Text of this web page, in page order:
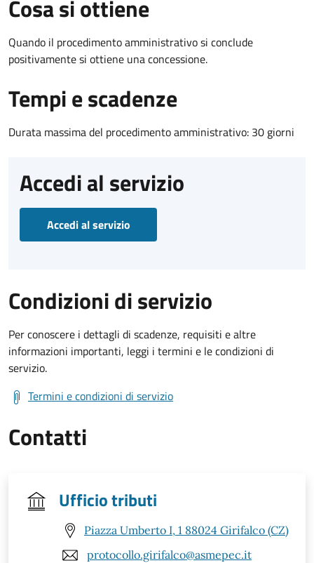
Cosa si ottiene
Quando il procedimento amministrativo si conclude
positivamente si ottiene una concessione.
Tempi e scadenze
Durata massima del procedimento amministrativo: 30 giorni
Accedi al servizio
Accedi al servizio
Condizioni di servizio
Per conoscere i dettagli di scadenze, requisiti e altre
informazioni importanti, leggi i termini e le condizioni di
servizio.
Termini e condizioni di servizio
Contatti
Ufficio tributi
Piazza Umberto I, 1 88024 Girifalco (CZ)
protocollo.girifalco@asmepec.it